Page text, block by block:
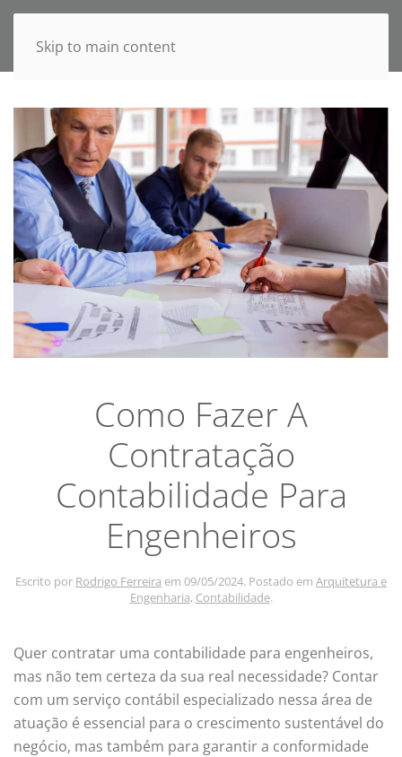
Skip to main content
Como Fazer A
Contratação
Contabilidade Para
Engenheiros
Escrito por Rodrigo Ferreira em 09/05/2024. Postado em Arquitetura e
Engenharia, Contabilidade.
Quer contratar uma contabilidade para engenheiros,
mas não tem certeza da sua real necessidade? Contar
com um serviço contábil especializado nessa área de
atuação é essencial para o crescimento sustentável do
negócio, mas também para garantir a conformidade